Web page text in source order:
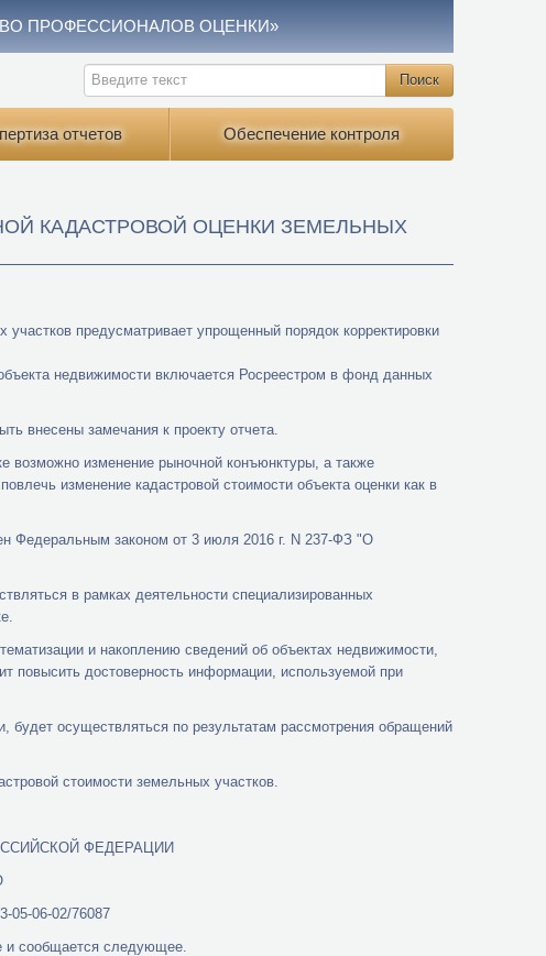
ПРОФЕССИОНАЛОВ ОЦЕНКИ»
отчетов Обеспечение контроля
КАДАСТРОВОЙ ОЦЕНКИ ЗЕМЕЛЬНЫХ
предусматривает упрощенный порядок корректировки
недвижимости включается Росреестром в фонд данных
внесены замечания к проекту отчета.
возможно изменение рыночной конъюнктуры, а также
изменение кадастровой стоимости объекта оценки как в
Федеральным законом от 3 июля 2016 г. N 237-ФЗ "О
в рамках деятельности специализированных
и накоплению сведений об объектах недвижимости,
повысить достоверность информации, используемой при
осуществляться по результатам рассмотрения обращений
стоимости земельных участков.
ФЕДЕРАЦИИ
05-06-02/76087
и сообщается следующее.